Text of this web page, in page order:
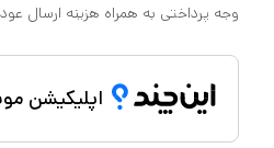
وجه پرداختی به همراه هزینه ارسال
اپلیکیشن